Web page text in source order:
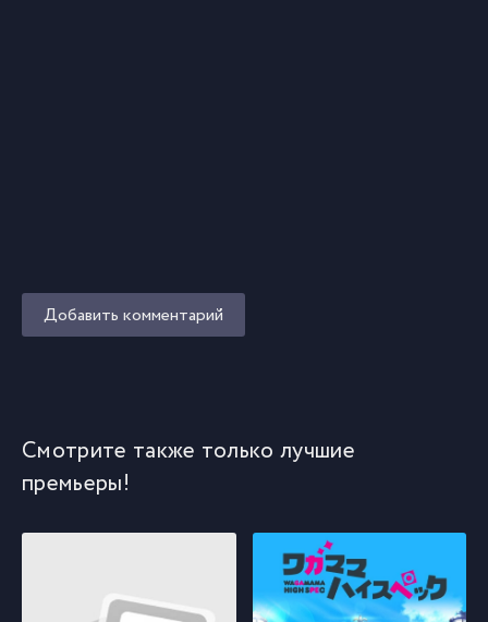
Добавить комментарий
Смотрите также только лучшие
премьеры!